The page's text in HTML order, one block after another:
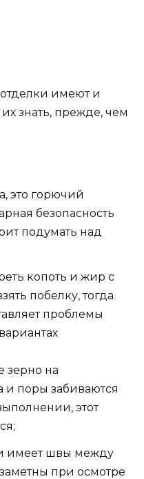
имеют и
знать, прежде, чем
это горючий
безопасность
подумать над
копоть и жир с
побелку, тогда
проблемы
зерно на
и поры забиваются
этот
имеет швы между
при осмотре